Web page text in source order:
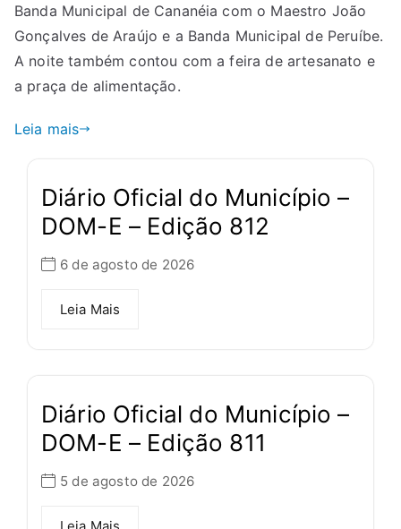
Banda Municipal de Cananéia com o Maestro João
Gonçalves de Araújo e a Banda Municipal de Peruíbe.
A noite também contou com a feira de artesanato e
a praça de alimentação.
Leia mais
Diário Oficial do Município –
DOM-E – Edição 812
6 de agosto de 2026
Leia Mais
Diário Oficial do Município –
DOM-E – Edição 811
5 de agosto de 2026